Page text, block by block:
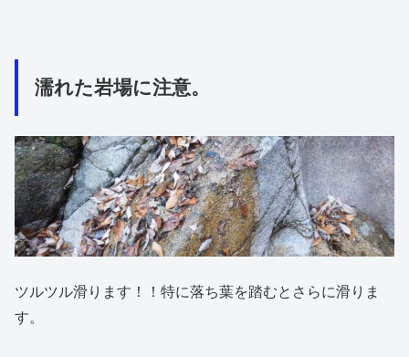
濡れた岩場に注意。
ツルツル滑ります！！特に落ち葉を踏むとさらに滑りま
す。